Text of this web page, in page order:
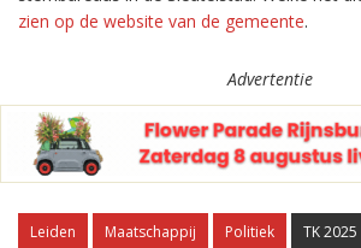
zien op de website van de gemeente.
Advertentie
Leiden Maatschappij Politiek TK 2025